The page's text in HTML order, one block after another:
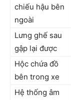
chiếu hậu bên
ngoài
Lưng ghế sau
gập lại được
Hộc chứa đồ
bên trong xe
Hệ thống âm